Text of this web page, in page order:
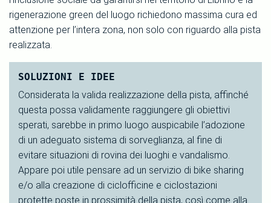
rigenerazione green del luogo richiedono massima cura ed
attenzione per l’intera zona, non solo con riguardo alla pista
realizzata.
SOLUZIONI E IDEE
Considerata la valida realizzazione della pista, affinché
questa possa validamente raggiungere gli obiettivi
sperati, sarebbe in primo luogo auspicabile l’adozione
di un adeguato sistema di sorveglianza, al fine di
evitare situazioni di rovina dei luoghi e vandalismo.
Appare poi utile pensare ad un servizio di bike sharing
e/o alla creazione di ciclofficine e ciclostazioni
protette poste in prossimità della pista, così come alla